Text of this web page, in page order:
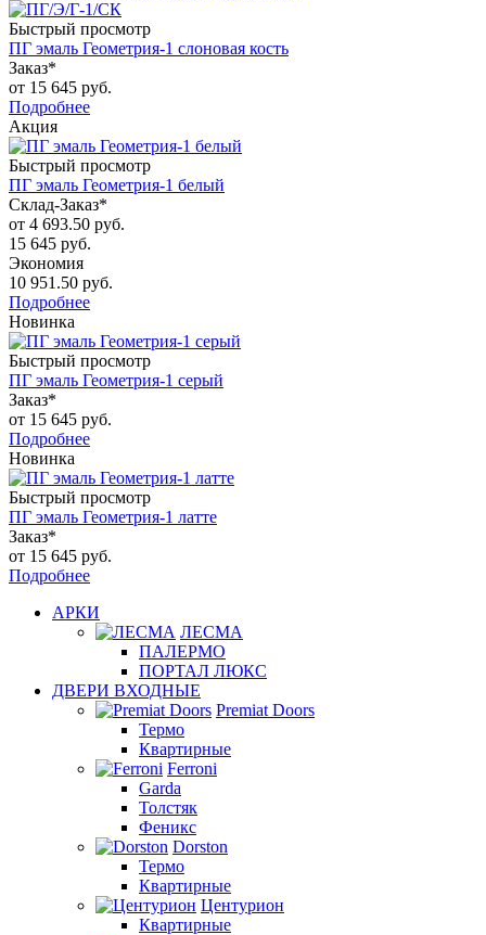
Быстрый просмотр
ПГ эмаль Геометрия-1 слоновая кость
Заказ*
от 15 645 руб.
Подробнее
Акция
Быстрый просмотр
ПГ эмаль Геометрия-1 белый
Склад-Заказ*
от 4 693.50 руб.
15 645 руб.
Экономия
10 951.50 руб.
Подробнее
Новинка
Быстрый просмотр
ПГ эмаль Геометрия-1 серый
Заказ*
от 15 645 руб.
Подробнее
Новинка
Быстрый просмотр
ПГ эмаль Геометрия-1 латте
Заказ*
от 15 645 руб.
Подробнее
АРКИ
ЛЕСМА
ПАЛЕРМО
ПОРТАЛ ЛЮКС
ДВЕРИ ВХОДНЫЕ
Premiat Doors
Термо
Квартирные
Ferroni
Garda
Толстяк
Феникс
Dorston
Термо
Квартирные
Центурион
Квартирные